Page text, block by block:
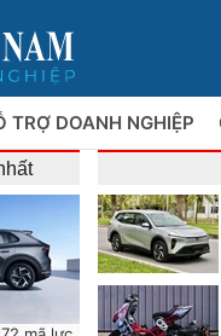
TRỢ DOANH NGHIỆP